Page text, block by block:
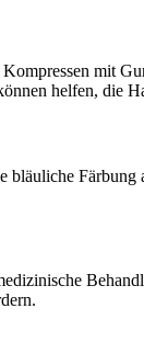
mit
helfen, die